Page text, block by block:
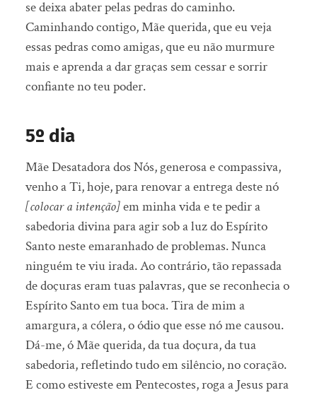
se deixa abater pelas pedras do caminho.
Caminhando contigo, Mãe querida, que eu veja
essas pedras como amigas, que eu não murmure
mais e aprenda a dar graças sem cessar e sorrir
confiante no teu poder.
5º dia
Mãe Desatadora dos Nós, generosa e compassiva,
venho a Ti, hoje, para renovar a entrega deste nó
[colocar a intenção]em minha vida e te pedir a
sabedoria divina para agir sob a luz do Espírito
Santo neste emaranhado de problemas. Nunca
ninguém te viu irada. Ao contrário, tão repassada
de doçuras eram tuas palavras, que se reconhecia o
Espírito Santo em tua boca. Tira de mim a
amargura, a cólera, o ódio que esse nó me causou.
Dá-me, ó Mãe querida, da tua doçura, da tua
sabedoria, refletindo tudo em silêncio, no coração.
E como estiveste em Pentecostes, roga a Jesus para